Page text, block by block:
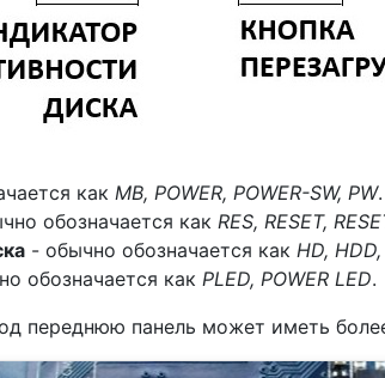
как MB, POWER, POWER-SW, PW.
обозначается как RES, RESET,
- обычно обозначается как HD,
обозначается как PLED, POWER LED.
переднюю панель может иметь